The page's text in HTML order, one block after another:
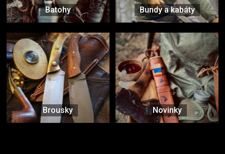
Batohy Bundy a kabáty
Brousky Novinky